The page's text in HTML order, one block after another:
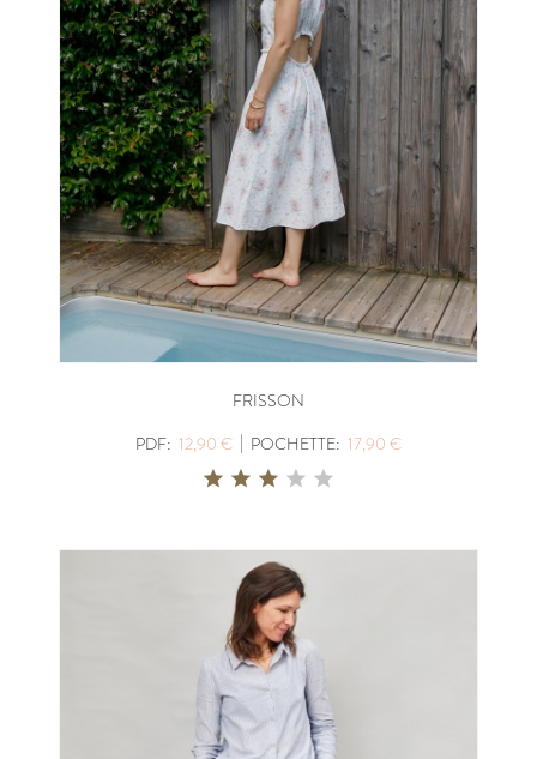
FRISSON
PDF: 12,90 € | POCHETTE: 17,90 €